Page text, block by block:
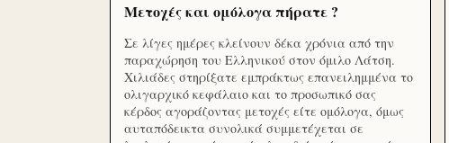
Μετοχές και ομόλογα πήρατε ?
Σε λίγες ημέρες κλείνουν δέκα χρόνια από την
παραχώρηση του Ελληνικού στον όμιλο Λάτση.
Χιλιάδες στηρίξατε εμπράκτως επανειλημμένα το
ολιγαρχικό κεφάλαιο και το προσωπικό σας
κέρδος αγοράζοντας μετοχές είτε ομόλογα, όμως
αυταπόδεικτα συνολικά συμμετέχεται σε